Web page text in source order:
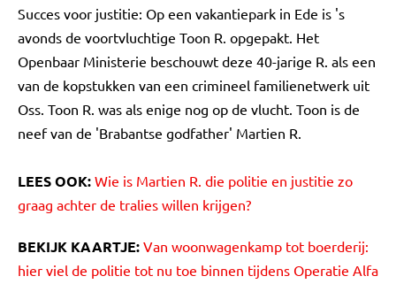
Succes voor justitie: Op een vakantiepark in Ede is 's
avonds de voortvluchtige Toon R. opgepakt. Het
Openbaar Ministerie beschouwt deze 40-jarige R. als een
van de kopstukken van een crimineel familienetwerk uit
Oss. Toon R. was als enige nog op de vlucht. Toon is de
neef van de 'Brabantse godfather' Martien R.
LEES OOK: Wie is Martien R. die politie en justitie zo
graag achter de tralies willen krijgen?
BEKIJK KAARTJE: Van woonwagenkamp tot boerderij:
hier viel de politie tot nu toe binnen tijdens Operatie Alfa